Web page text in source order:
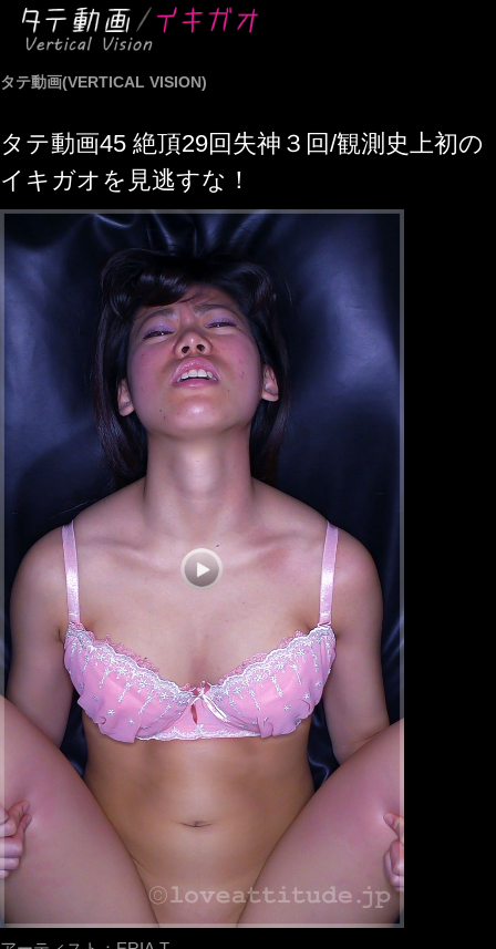
タテ動画(VERTICAL VISION)
タテ動画45 絶頂29回失神３回/観測史上初の
イキガオを見逃すな！